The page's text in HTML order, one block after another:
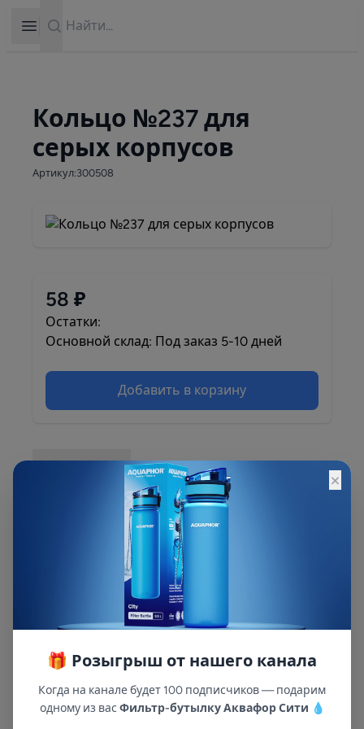
Open sidebar
Кольцо №237 для
серых корпусов
Артикул:300508
58 ₽
Остатки:
Основной склад: Под заказ 5-10 дней
Добавить в корзину
Уплотнительное Кольцо для серых корпусов
×
🎁 Розыгрыш от нашего канала
Когда на канале будет 100 подписчиков — подарим
одному из вас Фильтр-бутылку Аквафор Сити 💧